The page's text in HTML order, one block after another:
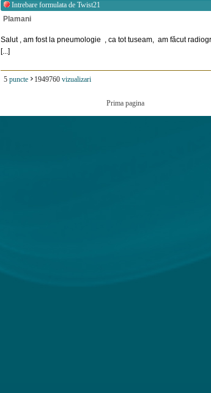
Intrebare formulata de Twist21
Plamani
Salut , am fost la pneumologie , ca tot tuseam, am făcut
[...]
5 puncte 1949760 vizualizari
Prima pagina